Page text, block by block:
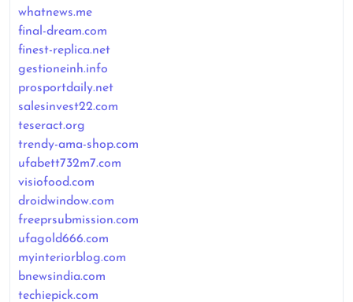
whatnews.me
final-dream.com
finest-replica.net
gestioneinh.info
prosportdaily.net
salesinvest22.com
teseract.org
trendy-ama-shop.com
ufabett732m7.com
visiofood.com
droidwindow.com
freeprsubmission.com
ufagold666.com
myinteriorblog.com
bnewsindia.com
techiepick.com